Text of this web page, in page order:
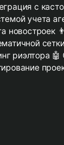
с
учета
новостроек
риэлтора